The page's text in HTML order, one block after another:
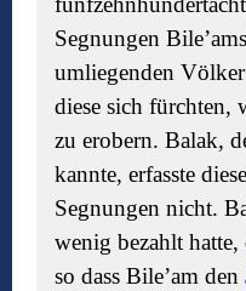
Segnungen
umliegenden
diese sich fürchten,
zu erobern. Balak,
kannte, erfasste
Segnungen nicht.
wenig bezahlt
so dass Bile’am den